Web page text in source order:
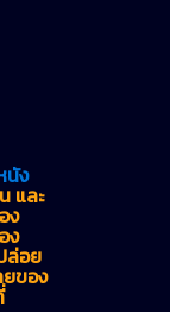
นัง
และ
ง
ง
ล่อย
ของ